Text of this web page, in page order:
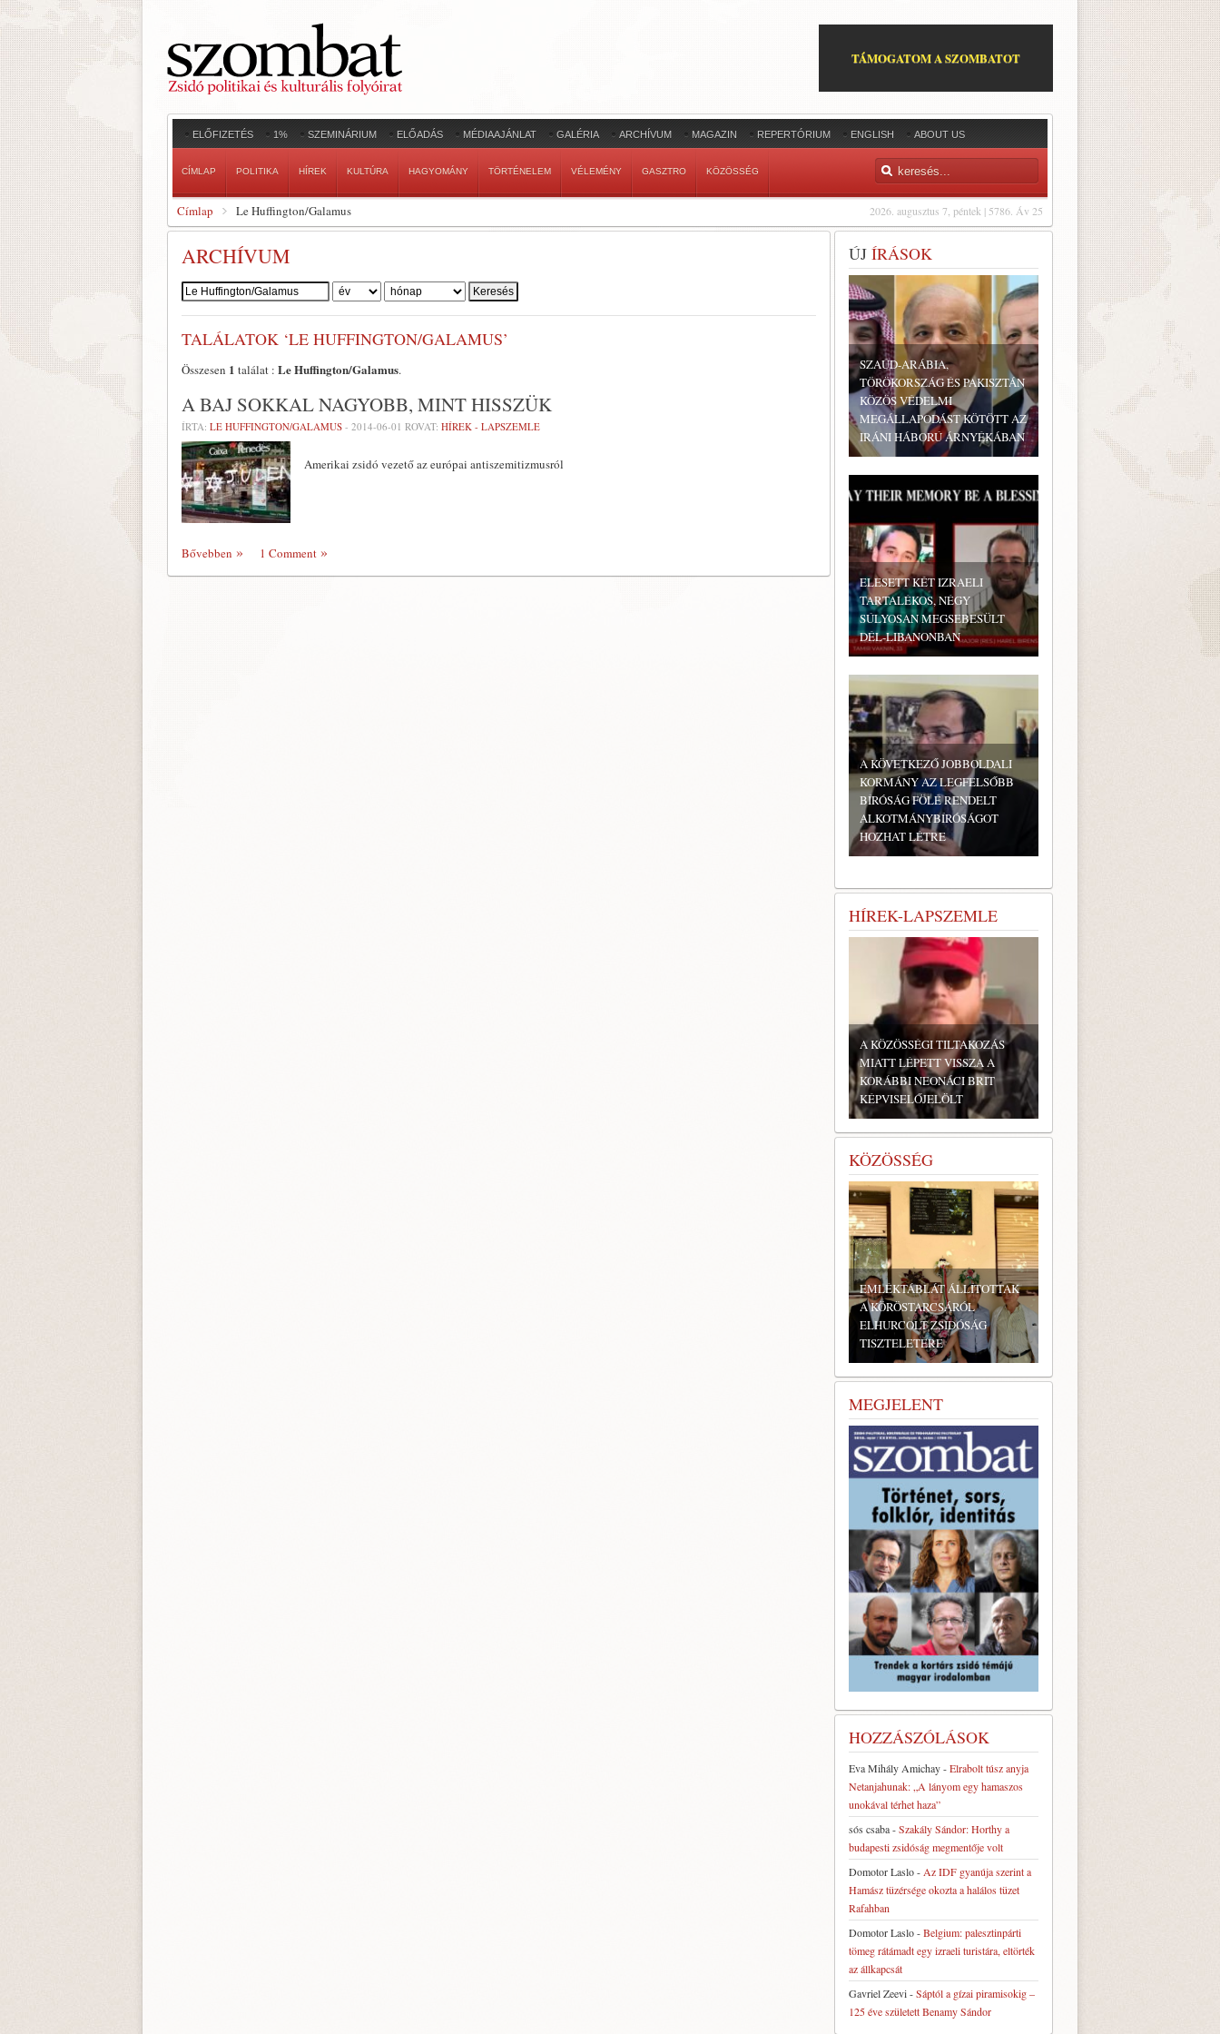
TÁMOGATOM A SZOMBATOT
ELŐFIZETÉS 1% SZEMINÁRIUM ELŐADÁS MÉDIAAJÁNLAT GALÉRIA ARCHÍVUM MAGAZIN REPERTÓRIUM ENGLISH ABOUT US
CÍMLAP POLITIKA HÍREK KULTÚRA HAGYOMÁNY TÖRTÉNELEM VÉLEMÉNY GASZTRO KÖZÖSSÉG
2026. augusztus 7, péntek | 5786. Áv 25
Címlap Le Huffington/Galamus
ARCHÍVUM
Szerző:
TALÁLATOK ‘LE HUFFINGTON/GALAMUS’
Összesen 1 találat : Le Huffington/Galamus.
A BAJ SOKKAL NAGYOBB, MINT HISSZÜK
ÍRTA: LE HUFFINGTON/GALAMUS - 2014-06-01 ROVAT: HÍREK - LAPSZEMLE
Amerikai zsidó vezető az európai antiszemitizmusról
Bővebben 1 Comment
ÚJ ÍRÁSOK
SZAÚD-ARÁBIA,
TÖRÖKORSZÁG ÉS PAKISZTÁN
KÖZÖS VÉDELMI
MEGÁLLAPODÁST KÖTÖTT AZ
IRÁNI HÁBORÚ ÁRNYÉKÁBAN
ELESETT KÉT IZRAELI
TARTALÉKOS, NÉGY
SÚLYOSAN MEGSEBESÜLT
DÉL-LIBANONBAN
A KÖVETKEZŐ JOBBOLDALI
KORMÁNY AZ LEGFELSŐBB
BÍRÓSÁG FÖLÉ RENDELT
ALKOTMÁNYBÍRÓSÁGOT
HOZHAT LÉTRE
HÍREK-LAPSZEMLE
A KÖZÖSSÉGI TILTAKOZÁS
MIATT LÉPETT VISSZA A
KORÁBBI NEONÁCI BRIT
KÉPVISELŐJELÖLT
KÖZÖSSÉG
EMLÉKTÁBLÁT ÁLLÍTOTTAK
A KÖRÖSTARCSÁRÓL
ELHURCOLT ZSIDÓSÁG
TISZTELETÉRE
MEGJELENT
HOZZÁSZÓLÁSOK
Eva Mihály Amichay-Elrabolt túsz anyja
Netanjahunak: „A lányom egy hamaszos
unokával térhet haza”
sós csaba-Szakály Sándor: Horthy a
budapesti zsidóság megmentője volt
Domotor Laslo- Az IDF gyanúja szerint a
Hamász tüzérsége okozta a halálos tüzet
Rafahban
Domotor Laslo-Belgium: palesztinpárti
tömeg rátámadt egy izraeli turistára, eltörték
az állkapcsát
Gavriel Zeevi-Sáptól a gízai piramisokig –
125 éve született Benamy Sándor